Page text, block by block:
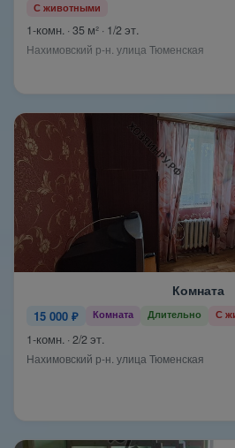
С животными
1-комн. · 35 м² · 1/2 эт.
Нахимовский р-н. улица Тюменская
Комната
15 000 ₽ Комната Длительно С
1-комн. · 2/2 эт.
Нахимовский р-н. улица Тюменская